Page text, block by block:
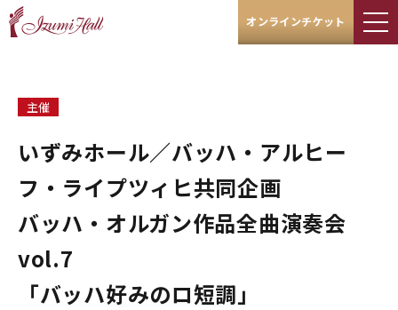
オンラインチケット
主催
いずみホール／バッハ・アルヒー
フ・ライプツィヒ共同企画
バッハ・オルガン作品全曲演奏会
vol.7
「バッハ好みのロ短調」